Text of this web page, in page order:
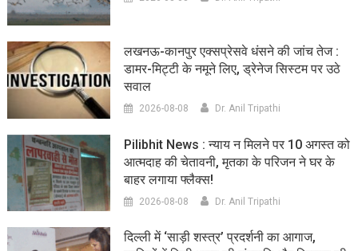
लखनऊ-कानपुर एक्सप्रेसवे धंसने की जांच तेज :
डामर-मिट्टी के नमूने लिए, ड्रेनेज सिस्टम पर उठे
सवाल
2026-08-08 Dr. Anil Tripathi
Pilibhit News : न्याय न मिलने पर 10 अगस्त को
आत्मदाह की चेतावनी, मृतका के परिजन ने घर के
बाहर लगाया फ्लैक्स!
2026-08-08 Dr. Anil Tripathi
दिल्ली में ‘साड़ी शस्त्र’ प्रदर्शनी का आगाज,